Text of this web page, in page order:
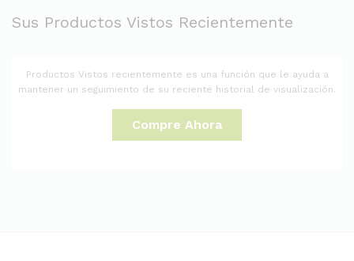
Sus Productos Vistos Recientemente
Productos Vistos recientemente es una función que le ayuda a
mantener un seguimiento de su reciente historial de visualización.
Compre Ahora